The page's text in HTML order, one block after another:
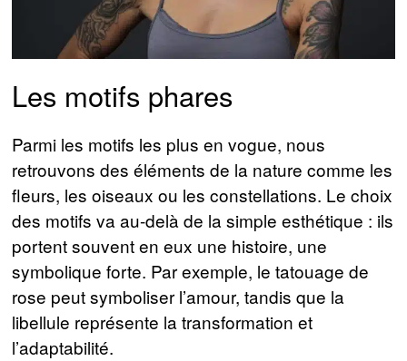
Les motifs phares
Parmi les motifs les plus en vogue, nous
retrouvons des éléments de la nature comme les
fleurs, les oiseaux ou les constellations. Le choix
des motifs va au-delà de la simple esthétique : ils
portent souvent en eux une histoire, une
symbolique forte. Par exemple, le tatouage de
rose peut symboliser l’amour, tandis que la
libellule représente la transformation et
l’adaptabilité.